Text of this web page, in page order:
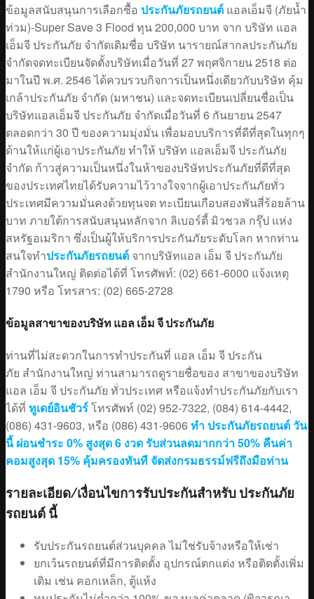
ข้อมูลสนับสนุนการเลือกซื้อ ประกันภัยรถยนต์ แอลเอ็มจี (ภัยน้ำ
ท่วม)-Super Save 3 Flood ทุน 200,000 บาท จาก บริษัท แอล
เอ็มจี ประกันภัย จำกัดเดิมชื่อ บริษัท นารายณ์สากลประกันภัย
จำกัดจดทะเบียนจัดตั้งบริษัทเมื่อวันที่ 27 พฤศจิกายน 2518 ต่อ
มาในปี พ.ศ. 2546 ได้ควบรวบกิจการเป็นหนึ่งเดียวกับบริษัท คุ้ม
เกล้าประกันภัย จำกัด (มหาชน) และจดทะเบียนเปลี่ยนชื่อเป็น
บริษัทแอลเอ็มจี ประกันภัย จำกัดเมื่อวันที่ 6 กันยายน 2547
ตลอดกว่า 30 ปี ของความมุ่งมั่น เพื่อมอบบริการที่ดีที่สุดในทุกๆ
ด้านให้แก่ผู้เอาประกันภัย ทำให้ บริษัท แอลเอ็มจี ประกันภัย
จำกัด ก้าวสู่ความเป็นหนึ่งในห้าของบริษัทประกันภัยที่ดีที่สุด
ของประเทศไทยได้รับความไว้วางใจจากผู้เอาประกันภัยทั่ว
ประเทศมีความมั่นคงด้วยทุนจด ทะเบียนเกือบสองพันสี่ร้อยล้าน
บาท ภายใต้การสนับสนุนหลักจาก ลิเบอร์ตี้ มิวชวล กรุ๊ป แห่ง
สหรัฐอเมริกา ซึ่งเป็นผู้ให้บริการประกันภัยระดับโลก หากท่าน
สนใจทำประกันภัยรถยนต์ จากบริษัทแอล เอ็ม จี ประกันภัย
สำนักงานใหญ่ ติดต่อได้ที่ โทรศัพท์: (02) 661-6000 แจ้งเหตุ
1790 หรือ โทรสาร: (02) 665-2728
ข้อมูลสาขาของบริษัท แอล เอ็ม จี ประกันภัย
ท่านที่ไม่สะดวกในการทำประกันที่ แอล เอ็ม จี ประกัน
ภัย สำนักงานใหญ่ ท่านสามารถดูรายชื่อของ สาขาของบริษัท
แอล เอ็ม จี ประกันภัย ทั่วประเทศ หรือแจ้งทำประกันภัยกับเรา
ได้ที่ ทูเดย์อินชัวร์โทรศัพท์ (02) 952-7322, (084) 614-4442,
(086) 431-9603, หรือ (086) 431-9606ทำ ประกันภัยรถยนต์ วัน
นี้ ผ่อนชำระ 0% สูงสุด 6 งวด รับส่วนลดมากกว่า 50% คืนค่า
คอมสูงสุด 15% คุ้มครองทันที จัดส่งกรมธรรม์ฟรีถึงมือท่าน
รายละเอียด/เงื่อนไขการรับประกันสำหรับ ประกันภัย
รถยนต์ นี้
รับประกันรถยนต์ส่วนบุคคล ไม่ใช่รับจ้างหรือให้เช่า
ยกเว้นรถยนต์ที่มีการติดตั้ง อุปกรณ์ตกแต่ง หรือติดตั้งเพิ่ม
เติม เช่น คอกเหล็ก, ตู้แห้ง